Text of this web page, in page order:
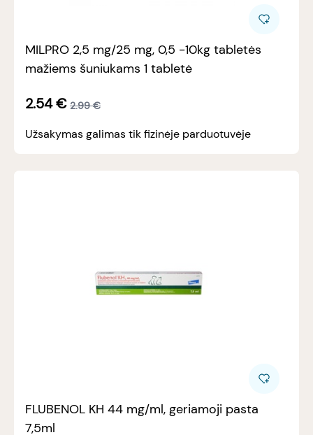
MILPRO 2,5 mg/25 mg, 0,5 -10kg tabletės
mažiems šuniukams 1 tabletė
2.54€ 2.99 €
Užsakymas galimas tik fizinėje parduotuvėje
FLUBENOL KH 44 mg/ml, geriamoji pasta
7,5ml